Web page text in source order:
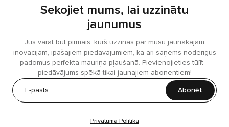
Sekojiet mums, lai uzzinātu
jaunumus
Jūs varat būt pirmais, kurš uzzinās par mūsu jaunākajām
inovācijām, īpašajiem piedāvājumiem, kā arī saņems noderīgus
padomus perfekta mauriņa pļaušanā. Pievienojieties tūlīt –
piedāvājums spēkā tikai jaunajiem abonentiem!
Abonēt
Privātuma Politika